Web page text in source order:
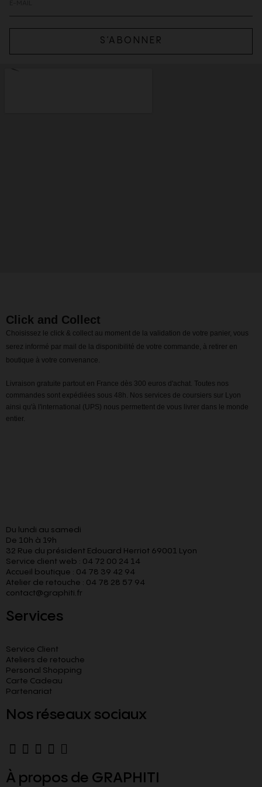
S’ABONNER
Click and Collect
Choisissez le click & collect au moment de la validation de votre panier, vous
serez informé par mail de la disponibilité de votre commande, à retirer en
boutique à votre convenance.
Livraison gratuite partout en France dès 300 euros d'achat. Toutes nos
commandes sont expédiées sous 48h. Nos services de coursiers sur Lyon
ainsi qu'à l'international (UPS) nous permettent de vous livrer dans le monde
entier.
Du lundi au samedi
De 10h à 19h
32 Rue du président Edouard Herriot 69001 Lyon
Service client web : 04 72 00 24 14
Accueil boutique : 04 78 39 42 94
Atelier de retouche : 04 78 28 57 94
contact@graphiti.fr
Services
Service Client
Ateliers de retouche
Personal Shopping
Carte Cadeau
Partenariat
Nos réseaux sociaux
À propos de GRAPHITI